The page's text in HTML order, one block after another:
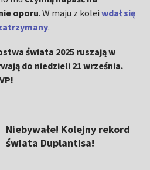
oporu. W maju z koleiwdał się
.
świata 2025 ruszają w
do niedzieli 21 września.
Niebywałe! Kolejny rekord
świata Duplantisa!